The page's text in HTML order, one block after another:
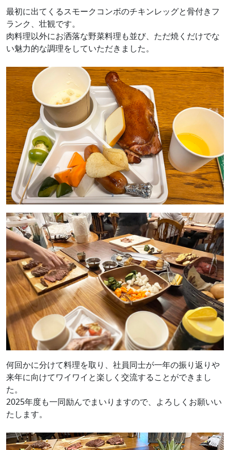
最初に出てくるスモークコンボのチキンレッグと骨付きフ
ランク、壮観です。
肉料理以外にお洒落な野菜料理も並び、ただ焼くだけでな
い魅力的な調理をしていただきました。
何回かに分けて料理を取り、社員同士が一年の振り返りや
来年に向けてワイワイと楽しく交流することができまし
た。
2025年度も一同励んでまいりますので、よろしくお願いい
たします。